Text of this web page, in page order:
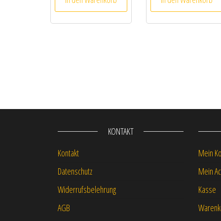
KONTAKT
Kontakt
Datenschutz
Widerrufsbelehrung
AGB
Mein
Mein
Kasse